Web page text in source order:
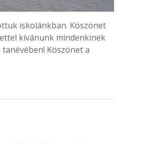
iskolánkban. Köszönet
kívánunk mindenkinek
Köszönet a